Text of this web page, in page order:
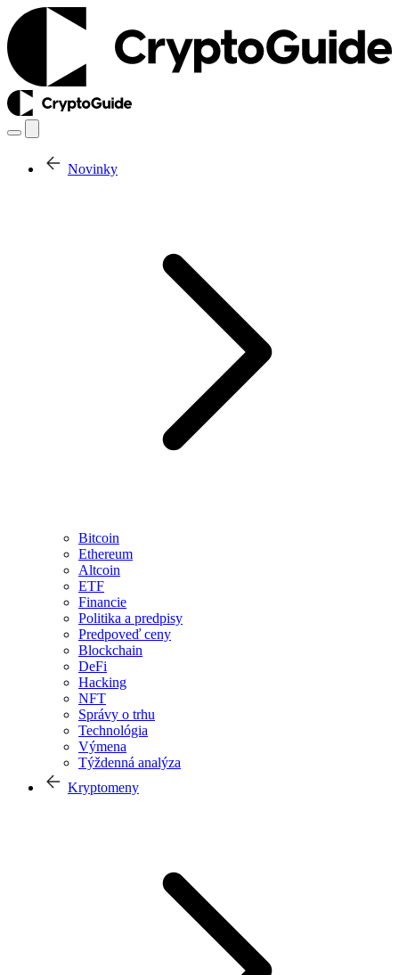
Novinky
Bitcoin
Ethereum
Altcoin
ETF
Financie
Politika a predpisy
Predpoveď ceny
Blockchain
DeFi
Hacking
NFT
Správy o trhu
Technológia
Výmena
Týždenná analýza
Kryptomeny